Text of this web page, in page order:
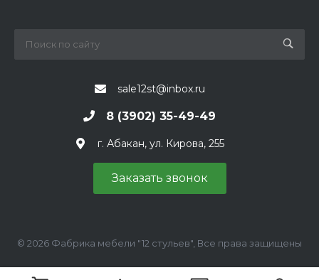
sale12st@inbox.ru
8 (3902) 35-49-49
г. Абакан, ул. Кирова, 255
Заказать звонок
© 2026 Фабрика мебели "12 стульев", Все права защищены